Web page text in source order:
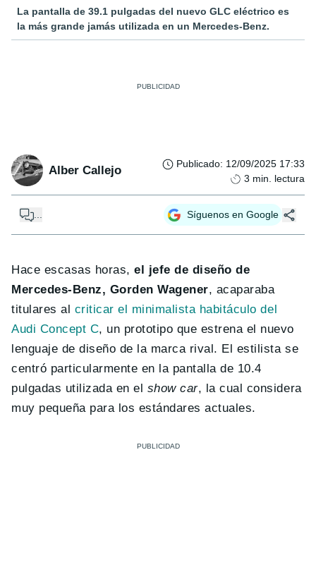
La pantalla de 39.1 pulgadas del nuevo GLC eléctrico es
la más grande jamás utilizada en un Mercedes-Benz.
Alber Callejo Publicado: 12/09/2025 17:33
3 min. lectura
... Síguenos en Google
Hace escasas horas,el jefe de diseño de
Mercedes-Benz, Gorden Wagener, acaparaba
titulares al criticar el minimalista habitáculo del
Audi Concept C, un prototipo que estrena el nuevo
lenguaje de diseño de la marca rival. El estilista se
centró particularmente en la pantalla de 10.4
pulgadas utilizada en el show car, la cual considera
muy pequeña para los estándares actuales.